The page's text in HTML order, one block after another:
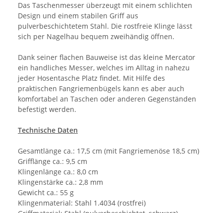
Das Taschenmesser überzeugt mit einem schlichten
Design und einem stabilen Griff aus
pulverbeschichtetem Stahl. Die rostfreie Klinge lässt
sich per Nagelhau bequem zweihändig öffnen.
Dank seiner flachen Bauweise ist das kleine Mercator
ein handliches Messer, welches im Alltag in nahezu
jeder Hosentasche Platz findet. Mit Hilfe des
praktischen Fangriemenbügels kann es aber auch
komfortabel an Taschen oder anderen Gegenständen
befestigt werden.
Technische Daten
Gesamtlänge ca.: 17,5 cm (mit Fangriemenöse 18,5 cm)
Grifflänge ca.: 9,5 cm
Klingenlänge ca.: 8,0 cm
Klingenstärke ca.: 2,8 mm
Gewicht ca.: 55 g
Klingenmaterial: Stahl 1.4034 (rostfrei)